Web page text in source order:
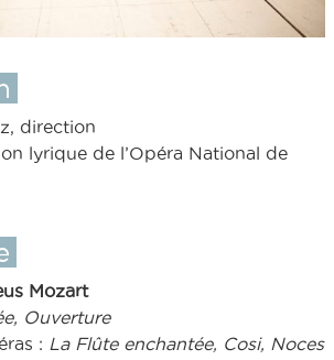
direction
lyrique de l’Opéra National de
Mozart
Ouverture
: La Flûte enchantée, Cosi, Noces